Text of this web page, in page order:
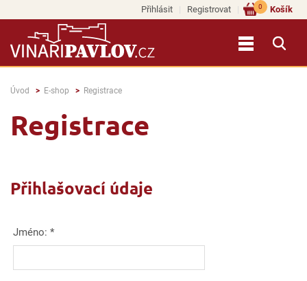
Přihlásit Registrovat Košík
0
Úvod E-shop Registrace
Registrace
Přihlašovací údaje
Jméno: *